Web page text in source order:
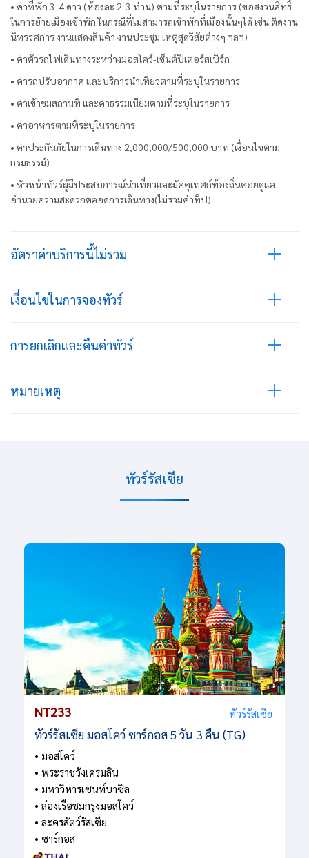
• ค่าที่พัก 3-4 ดาว (ห้องละ 2-3 ท่าน) ตามที่ระบุในรายการ (ขอสงวนสิทธิ์
ในการย้ายเมืองเข้าพัก ในกรณีที่ไม่สามารถเข้าพักที่เมืองนั้นๆได้ เช่น ติดงาน
นิทรรศการ งานแสดงสินค้า งานประชุม เหตุสุดวิสัยต่างๆ ฯลฯ)
• ค่าตั๋วรถไฟเดินทางระหว่างมอสโคว์-เซ็นต์ปีเตอร์สเบิร์ก
• ค่ารถปรับอากาศ และบริการนำเที่ยวตามที่ระบุในรายการ
• ค่าเข้าชมสถานที่ และค่าธรรมเนียมตามที่ระบุในรายการ
• ค่าอาหารตามที่ระบุในรายการ
• ค่าประกันภัยในการเดินทาง 2,000,000/500,000 บาท (เงื่อนไขตาม
กรมธรรม์)
• หัวหน้าทัวร์ผู้มีประสบการณ์นำเที่ยวและมัคคุเทศก์ท้องถิ่นคอยดูแล
อำนวยความสะดวกตลอดการเดินทาง(ไม่รวมค่าทิป)
อัตราค่าบริการนี้ไม่รวม
เงื่อนไขในการจองทัวร์
การยกเลิกและคืนค่าทัวร์
หมายเหตุ
ทัวร์รัสเซีย
NT233 ทัวร์รัสเซีย
ทัวร์รัสเซีย มอสโคว์ ซาร์กอส 5 วัน 3 คืน (TG)
• มอสโคว์
• พระราชวังเครมลิน
• มหาวิหารเซนท์บาซิล
• ล่องเรือชมกรุงมอสโคว์
• ละครสัตว์รัสเซีย
• ซาร์กอส